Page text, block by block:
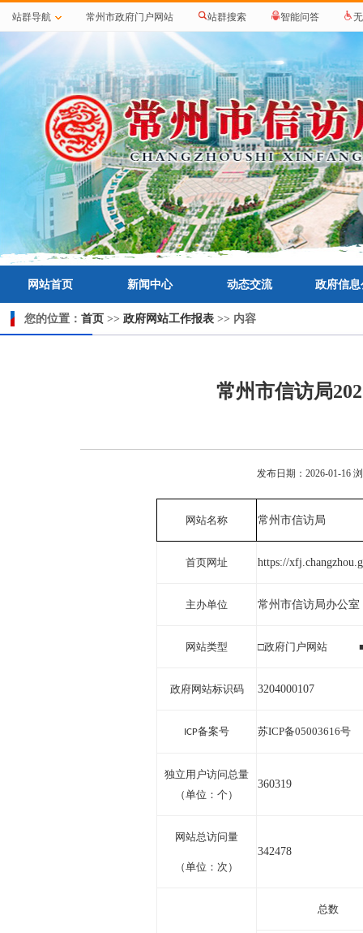
站群导航 常州市政府门户网站 站群搜索 智能问答
网站首页 新闻中心 动态交流 政府信息
您的位置 ： 首页 >> 政府网站工作报表 >> 内容
常州市信访局
发布日期：2026-01-16
网站名称 常州市信访局
首页网址 https://
主办单位 常州市信访局办公室
网站类型 □政府门户网站
政府网站标识码 3204000107
ICP备案号 苏ICP备05003616号
独立用户访问总量
（单位：个）
360319
网站总访问量
（单位：次）
342478
总数